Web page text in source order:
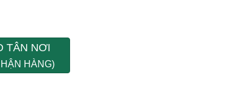
TÂN NƠI
HÀNG)